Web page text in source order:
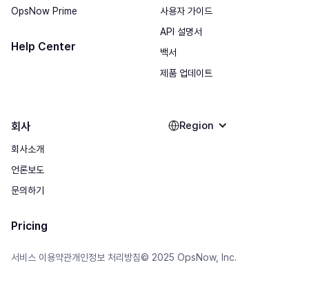
OpsNow Prime
Help Center
사용자 가이드
API 설명서
백서
제품 업데이트
회사
회사소개
언론보도
문의하기
Pricing
서비스 이용약관개인정보 처리방침© 2025 OpsNow, Inc.
Region